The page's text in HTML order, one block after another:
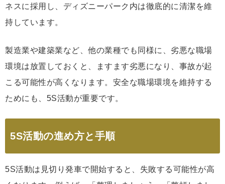
ネスに採用し、ディズニーパーク内は徹底的に清潔を維
持しています。
製造業や建築業など、他の業種でも同様に、劣悪な職場
環境は放置しておくと、ますます劣悪になり、事故が起
こる可能性が高くなります。安全な職場環境を維持する
ためにも、5S活動が重要です。
5S活動の進め方と手順
5S活動は見切り発車で開始すると、失敗する可能性が高